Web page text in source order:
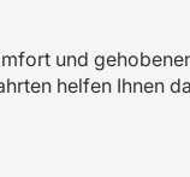
und
helfen Ihnen